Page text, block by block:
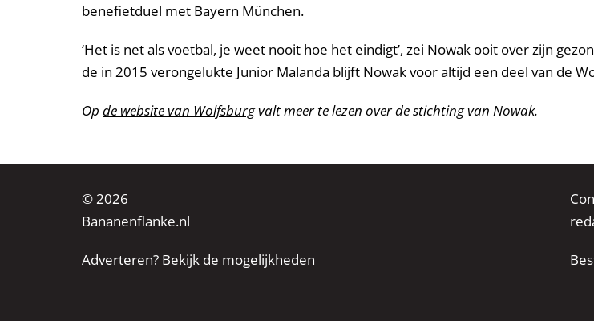
benefietduel met Bayern München.
‘Het is net als voetbal, je weet nooit hoe het eindigt’, zei Nowak ooit over zijn
de in 2015 verongelukte Junior Malanda blijft Nowak voor altijd een deel van de
Op de website van Wolfsburgvalt meer te lezen over de stichting van Nowak.
© 2026
Bananenflanke.nl
Adverteren? Bekijk de mogelijkheden